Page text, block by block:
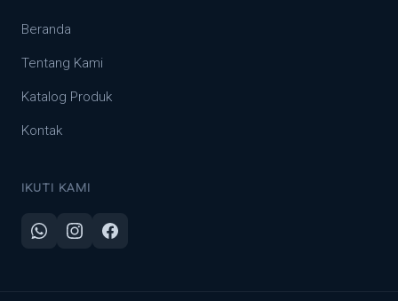
Beranda
Tentang Kami
Katalog Produk
Kontak
IKUTI KAMI